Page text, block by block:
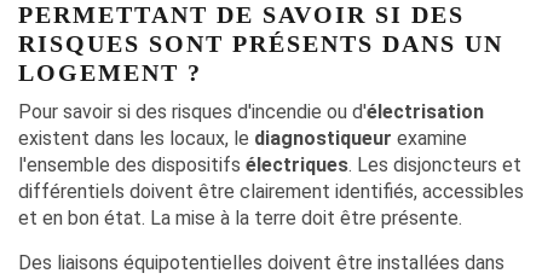
PERMETTANT DE SAVOIR SI DES
RISQUES SONT PRÉSENTS DANS UN
LOGEMENT ?
Pour savoir si des risques d'incendie ou d'électrisation
existent dans les locaux, le diagnostiqueur examine
l'ensemble des dispositifs électriques. Les disjoncteurs et
différentiels doivent être clairement identifiés, accessibles
et en bon état. La mise à la terre doit être présente.
Des liaisons équipotentielles doivent être installées dans